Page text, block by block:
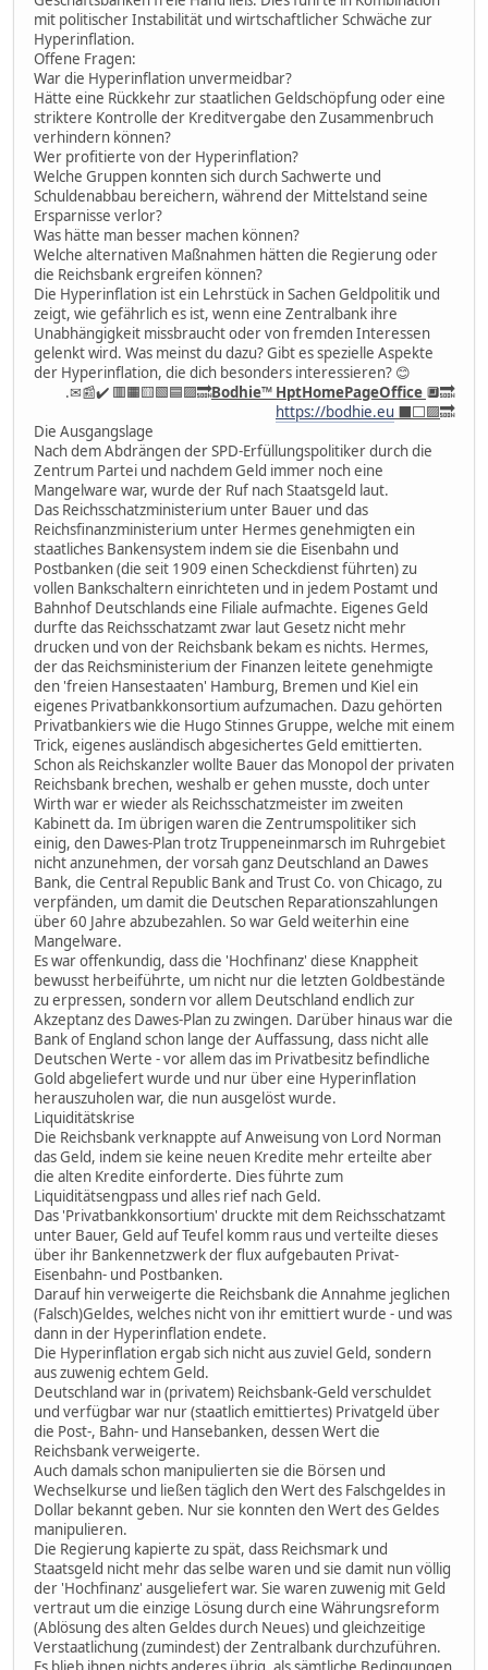
mit politischer Instabilität und wirtschaftlicher Schwäche zur
Hyperinflation.
Offene Fragen:
War die Hyperinflation unvermeidbar?
Hätte eine Rückkehr zur staatlichen Geldschöpfung oder eine
striktere Kontrolle der Kreditvergabe den Zusammenbruch
verhindern können?
Wer profitierte von der Hyperinflation?
Welche Gruppen konnten sich durch Sachwerte und
Schuldenabbau bereichern, während der Mittelstand seine
Ersparnisse verlor?
Was hätte man besser machen können?
Welche alternativen Maßnahmen hätten die Regierung oder
die Reichsbank ergreifen können?
Die Hyperinflation ist ein Lehrstück in Sachen Geldpolitik und
zeigt, wie gefährlich es ist, wenn eine Zentralbank ihre
Unabhängigkeit missbraucht oder von fremden Interessen
gelenkt wird. Was meinst du dazu? Gibt es spezielle Aspekte
der Hyperinflation, die dich besonders interessieren? 😊
.✉📰✔️ 🟥🟧🟨🟩🟦🟪🔜Bodhie™ HptHomePageOffice 🔲🔜
https://bodhie.eu ⬛️⬜️🟪🔜
Die Ausgangslage
Nach dem Abdrängen der SPD-Erfüllungspolitiker durch die
Zentrum Partei und nachdem Geld immer noch eine
Mangelware war, wurde der Ruf nach Staatsgeld laut.
Das Reichsschatzministerium unter Bauer und das
Reichsfinanzministerium unter Hermes genehmigten ein
staatliches Bankensystem indem sie die Eisenbahn und
Postbanken (die seit 1909 einen Scheckdienst führten) zu
vollen Bankschaltern einrichteten und in jedem Postamt und
Bahnhof Deutschlands eine Filiale aufmachte. Eigenes Geld
durfte das Reichsschatzamt zwar laut Gesetz nicht mehr
drucken und von der Reichsbank bekam es nichts. Hermes,
der das Reichsministerium der Finanzen leitete genehmigte
den 'freien Hansestaaten' Hamburg, Bremen und Kiel ein
eigenes Privatbankkonsortium aufzumachen. Dazu gehörten
Privatbankiers wie die Hugo Stinnes Gruppe, welche mit einem
Trick, eigenes ausländisch abgesichertes Geld emittierten.
Schon als Reichskanzler wollte Bauer das Monopol der privaten
Reichsbank brechen, weshalb er gehen musste, doch unter
Wirth war er wieder als Reichsschatzmeister im zweiten
Kabinett da. Im übrigen waren die Zentrumspolitiker sich
einig, den Dawes-Plan trotz Truppeneinmarsch im Ruhrgebiet
nicht anzunehmen, der vorsah ganz Deutschland an Dawes
Bank, die Central Republic Bank and Trust Co. von Chicago, zu
verpfänden, um damit die Deutschen Reparationszahlungen
über 60 Jahre abzubezahlen. So war Geld weiterhin eine
Mangelware.
Es war offenkundig, dass die 'Hochfinanz' diese Knappheit
bewusst herbeiführte, um nicht nur die letzten Goldbestände
zu erpressen, sondern vor allem Deutschland endlich zur
Akzeptanz des Dawes-Plan zu zwingen. Darüber hinaus war die
Bank of England schon lange der Auffassung, dass nicht alle
Deutschen Werte - vor allem das im Privatbesitz befindliche
Gold abgeliefert wurde und nur über eine Hyperinflation
herauszuholen war, die nun ausgelöst wurde.
Liquiditätskrise
Die Reichsbank verknappte auf Anweisung von Lord Norman
das Geld, indem sie keine neuen Kredite mehr erteilte aber
die alten Kredite einforderte. Dies führte zum
Liquiditätsengpass und alles rief nach Geld.
Das 'Privatbankkonsortium' druckte mit dem Reichsschatzamt
unter Bauer, Geld auf Teufel komm raus und verteilte dieses
über ihr Bankennetzwerk der flux aufgebauten Privat-
Eisenbahn- und Postbanken.
Darauf hin verweigerte die Reichsbank die Annahme jeglichen
(Falsch)Geldes, welches nicht von ihr emittiert wurde - und was
dann in der Hyperinflation endete.
Die Hyperinflation ergab sich nicht aus zuviel Geld, sondern
aus zuwenig echtem Geld.
Deutschland war in (privatem) Reichsbank-Geld verschuldet
und verfügbar war nur (staatlich emittiertes) Privatgeld über
die Post-, Bahn- und Hansebanken, dessen Wert die
Reichsbank verweigerte.
Auch damals schon manipulierten sie die Börsen und
Wechselkurse und ließen täglich den Wert des Falschgeldes in
Dollar bekannt geben. Nur sie konnten den Wert des Geldes
manipulieren.
Die Regierung kapierte zu spät, dass Reichsmark und
Staatsgeld nicht mehr das selbe waren und sie damit nun völlig
der 'Hochfinanz' ausgeliefert war. Sie waren zuwenig mit Geld
vertraut um die einzige Lösung durch eine Währungsreform
(Ablösung des alten Geldes durch Neues) und gleichzeitige
Verstaatlichung (zumindest) der Zentralbank durchzuführen.